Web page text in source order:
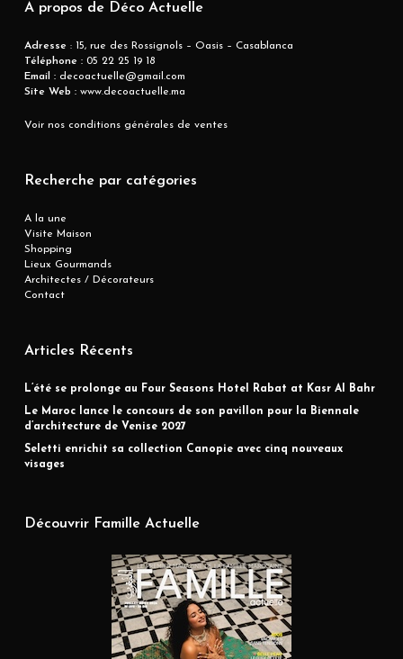
A propos de Déco Actuelle
Adresse : 15, rue des Rossignols – Oasis – Casablanca
Téléphone :05 22 25 19 18
Email :decoactuelle@gmail.com
Site Web :www.decoactuelle.ma
Voir nos conditions générales de ventes
Recherche par catégories
A la une
Visite Maison
Shopping
Lieux Gourmands
Architectes / Décorateurs
Contact
Articles Récents
L’été se prolonge au Four Seasons Hotel Rabat at Kasr Al Bahr
Le Maroc lance le concours de son pavillon pour la Biennale
d’architecture de Venise 2027
Seletti enrichit sa collection Canopie avec cinq nouveaux
visages
Découvrir Famille Actuelle